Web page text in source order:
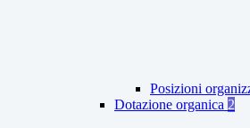
Posizioni
Dotazione organica 2